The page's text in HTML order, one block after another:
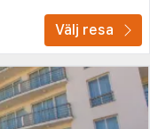
Välj resa